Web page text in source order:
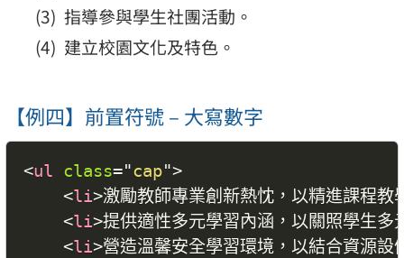
指導參與學生社團活動。
建立校園文化及特色。
【例四】前置符號 – 大寫數字
<ul class="cap">
<li>激勵教師專業創新熱忱，以精進課程教
<li>提供適性多元學習內涵，以關照學生多
<li>營造溫馨安全學習環境，以結合資源設